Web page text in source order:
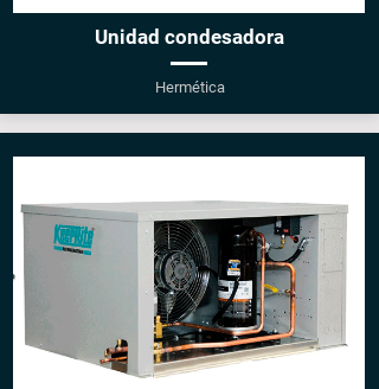
Unidad condesadora
Hermética